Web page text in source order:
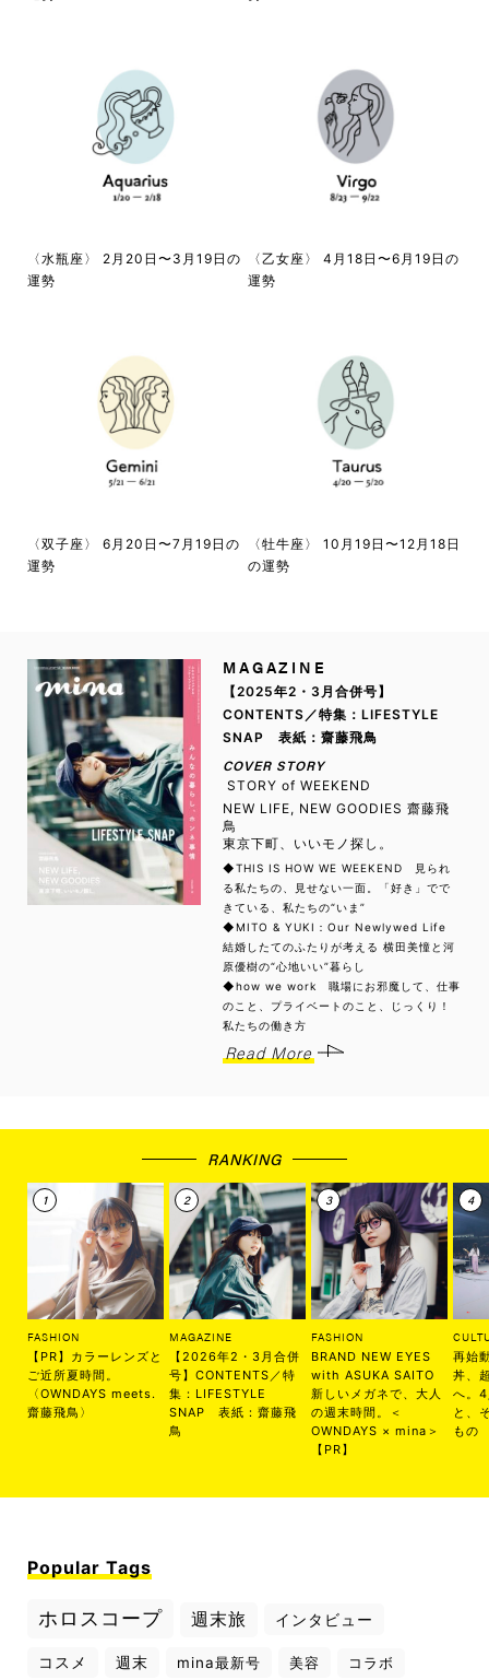
〈水瓶座〉 2月20日〜3月19日の
運勢
〈乙女座〉 4月18日〜6月19日の
運勢
〈双子座〉 6月20日〜7月19日の
運勢
〈牡牛座〉 10月19日〜12月18日
の運勢
MAGAZINE
【2025年2・3月合併号】
CONTENTS／特集：LIFESTYLE
SNAP 表紙：齋藤飛鳥
COVER STORY
STORY of WEEKEND
NEW LIFE, NEW GOODIES 齋藤飛
鳥
東京下町、いいモノ探し。
◆THIS IS HOW WE WEEKEND 見られ
る私たちの、見せない一面。「好き」でで
きている、私たちの“いま”
◆MITO & YUKI：Our Newlywed Life
結婚したてのふたりが考える 横田美憧と河
原優樹の“心地いい”暮らし
◆how we work 職場にお邪魔して、仕事
のこと、プライベートのこと、じっくり！
私たちの働き方
Read More
RANKING
FASHION
【PR】カラーレンズと
ご近所夏時間。
〈OWNDAYS meets.
齋藤飛鳥〉
MAGAZINE
【2026年2・3月合併
号】CONTENTS／特
集：LIFESTYLE
SNAP 表紙：齋藤飛
鳥
FASHION
BRAND NEW EYES
with ASUKA SAITO
新しいメガネで、大人
の週末時間。＜
OWNDAYS × mina＞
【PR】
再始
丼、
へ。
と、
もの
Popular Tags
ホロスコープ 週末旅 インタビュー
コスメ 週末 mina最新号 美容 コラボ